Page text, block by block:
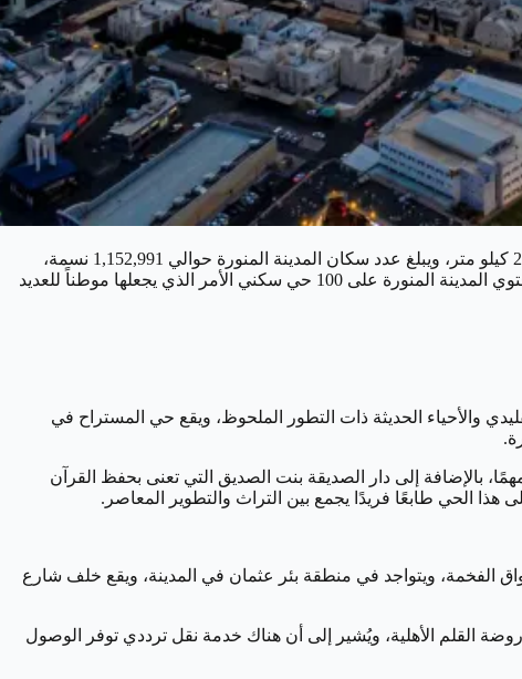
توجد المدينة المنورة في الغرب السعودي، وتبعد نحو 400 كيلو متر عن مكة المكرمة، بالإضافة إلى قربها من ميناء ينبع على بعد حوالي 220 كيلو متر، ويبلغ عدد سكان المدينة المنورة حوالي 1,152,991 نسمة،
وتتميز بتنوع أحيائها بين الراقية والشعبية، وتحتضن المدينة المنورة العديد من الأحياء التي تجسد مزيجًا فريدًا من الطرازات والثقافات، وتحتوي المدينة المنورة على 100 حي سكني الأمر الذي يجعلها موطناً للعديد
والأحياء الحديثة ذات التطور الملحوظ، ويقع حي المستراح في
بالإضافة إلى دار الصديقة بنت الصديق التي تعنى بحفظ القرآن
هذا الحي طابعًا فريدًا يجمع بين التراث والتطوير المعاصر.
الفخمة، ويتواجد في منطقة بئر عثمان في المدينة، ويقع خلف شارع
القلم الأهلية، ويُشير إلى أن هناك خدمة نقل ترددي توفر الوصول